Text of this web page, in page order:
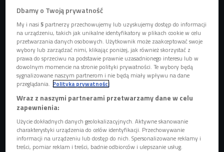
Madonna Foto: SplashNews.com/Splash/East News
Parada Równości w Warszawie to demonstracja poparcia
dla postulatów różnych społeczności LGBTQIA+. Niezwykle
kolorowy pochód przejdzie 13 czerwca ulicami
Śródmieścia (Świętokrzyską, Krakowskim Przedmieściem,
Miodową, Senatorską, Marszałkowską). To wydarzenie
Dbamy o Twoją prywatność
My i nasi5 partnerzy przechowujemy lub uzyskujemy dostęp do informacji
na urządzeniu, takich jak unikalne identyfikatory w plikach cookie w celu
przetwarzania danych osobowych. Użytkownik może zaakceptować swoje
wybory lub zarządzać nimi, klikając poniżej, jak również skorzystać z
prawa do sprzeciwu na podstawie prawnie uzasadnionego interesu lub w
dowolnym momencie na stronie polityki prywatności. Te wybory będą
sygnalizowane naszym partnerom i nie będą miały wpływu na dane
przeglądania. Polityka prywatności
Wraz z naszymi partnerami przetwarzamy dane w celu
zapewnienia:
Użycie dokładnych danych geolokalizacyjnych. Aktywne skanowanie
charakterystyki urządzenia do celów identyfikacji. Przechowywanie
informacji na urządzeniu lub dostęp do nich. Spersonalizowane reklamy i
treści, pomiar reklam i treści, badnie odbiorców i ulepszanie usług.